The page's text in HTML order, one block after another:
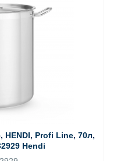
HENDI, Profi Line, 70л,
Hendi